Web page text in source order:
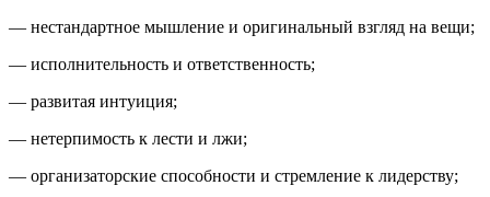
— нестандартное мышление и оригинальный взгляд на вещи;
— исполнительность и ответственность;
— развитая интуиция;
— нетерпимость к лести и лжи;
— организаторские способности и стремление к лидерству;